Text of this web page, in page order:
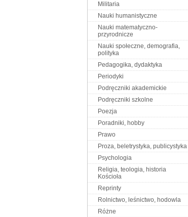
Militaria
Nauki humanistyczne
Nauki matematyczno-
przyrodnicze
Nauki społeczne, demografia,
polityka
Pedagogika, dydaktyka
Periodyki
Podręczniki akademickie
Podręczniki szkolne
Poezja
Poradniki, hobby
Prawo
Proza, beletrystyka, publicystyka
Psychologia
Religia, teologia, historia
Kościoła
Reprinty
Rolnictwo, leśnictwo, hodowla
Różne